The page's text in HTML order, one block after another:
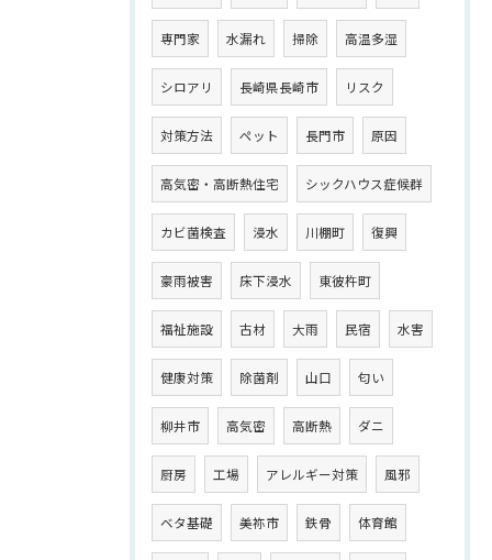
専門家 水漏れ 掃除 高温多湿
シロアリ 長崎県長崎市 リスク
対策方法 ペット 長門市 原因
高気密・高断熱住宅 シックハウス症候群
カビ菌検査 浸水 川棚町 復興
豪雨被害 床下浸水 東彼杵町
福祉施設 古材 大雨 民宿 水害
健康対策 除菌剤 山口 匂い
柳井市 高気密 高断熱 ダニ
厨房 工場 アレルギー対策 風邪
ベタ基礎 美祢市 鉄骨 体育館